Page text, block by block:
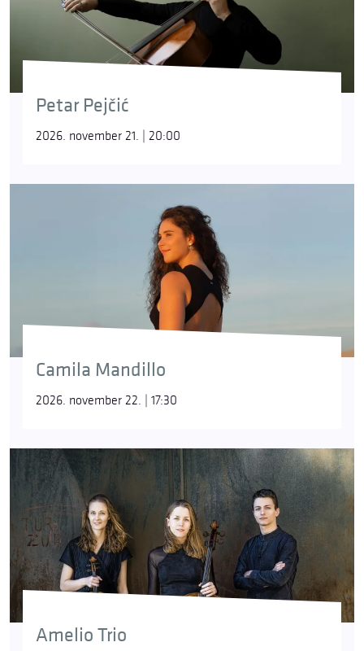
Petar Pejčić
2026. november 21. | 20:00
Camila Mandillo
2026. november 22. | 17:30
Amelio Trio